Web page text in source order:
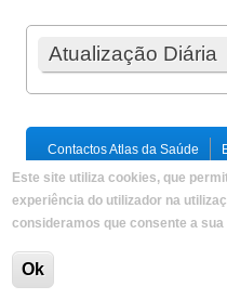
Atualização Diária
Contactos Atlas da Saúde
Ficha Técnica
Política de Privacidade /
Este site utiliza cookies, que
experiência do utilizador na
consideramos que consente a
Ok